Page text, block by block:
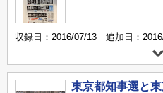
収録日：2016/07/13 追加日：
東京都知事選と東